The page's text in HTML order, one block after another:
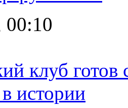
00:10
клуб
истории